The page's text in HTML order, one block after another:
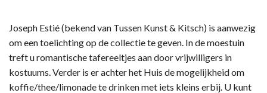
Joseph Estié (bekend van Tussen Kunst & Kitsch) is aanwezig
om een toelichting op de collectie te geven. In de moestuin
treft u romantische tafereeltjes aan door vrijwilligers in
kostuums. Verder is er achter het Huis de mogelijkheid om
koffie/thee/limonade te drinken met iets kleins erbij. U kunt